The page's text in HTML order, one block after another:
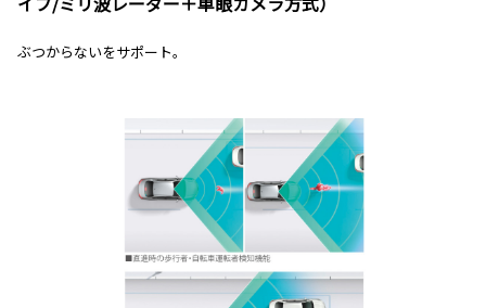
ぶつからないをサポート。